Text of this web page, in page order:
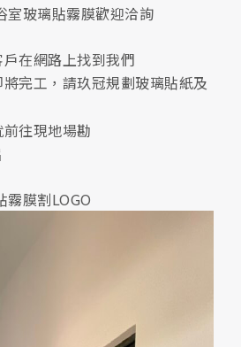
室玻璃貼霧膜歡迎洽詢
在網路上找到我們
完工，請玖冠規劃玻璃貼紙及
往現地場勘
霧膜割LOGO